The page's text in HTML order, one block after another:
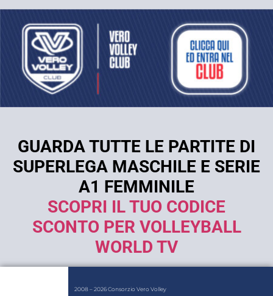
GUARDA TUTTE LE PARTITE DI
SUPERLEGA MASCHILE E SERIE
A1 FEMMINILE
SCOPRI IL TUO CODICE
SCONTO PER VOLLEYBALL
WORLD TV
2008 – 2026 Consorzio Vero Volley